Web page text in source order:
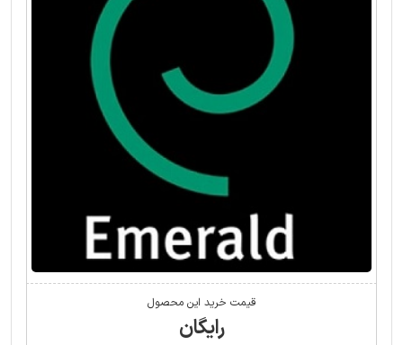
قیمت خرید این محصول
رایگان